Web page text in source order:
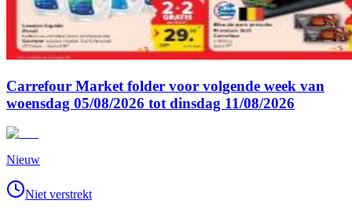
Carrefour Market folder voor volgende week van
woensdag 05/08/2026 tot dinsdag 11/08/2026
Nieuw
Niet verstrekt